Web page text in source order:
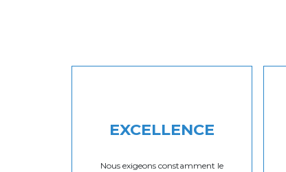
EXCELLENCE
Nous exigeons constamment le